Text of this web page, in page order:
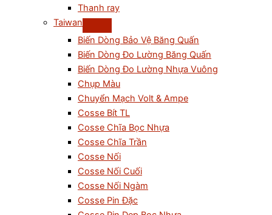
Thanh ray
Taiwan
Biến Dòng Bảo Vệ Băng Quấn
Biến Dòng Đo Lường Băng Quấn
Biến Dòng Đo Lường Nhựa Vuông
Chụp Màu
Chuyển Mạch Volt & Ampe
Cosse Bít TL
Cosse Chĩa Bọc Nhựa
Cosse Chĩa Trần
Cosse Nối
Cosse Nối Cuối
Cosse Nối Ngàm
Cosse Pin Đặc